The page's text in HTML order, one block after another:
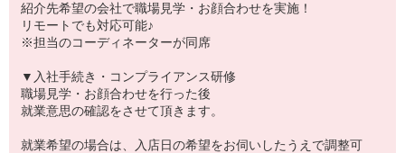
紹介先希望の会社で職場見学・お顔合わせを実施！
リモートでも対応可能♪
※担当のコーディネーターが同席
▼入社手続き・コンプライアンス研修
職場見学・お顔合わせを行った後
就業意思の確認をさせて頂きます。
就業希望の場合は、入店日の希望をお伺いしたうえで調整可